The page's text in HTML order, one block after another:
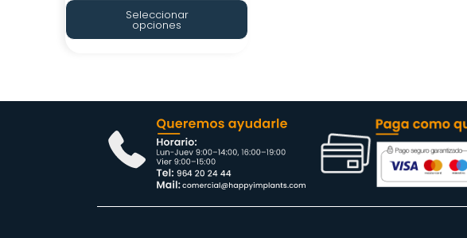
Seleccionar
opciones